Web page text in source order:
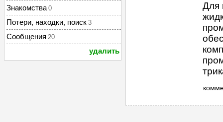
Знакомства 0
Потери, находки, поиск 3
Сообщения 20
удалить
Для